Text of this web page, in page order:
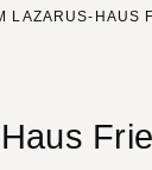
LAZARUS-HAUS